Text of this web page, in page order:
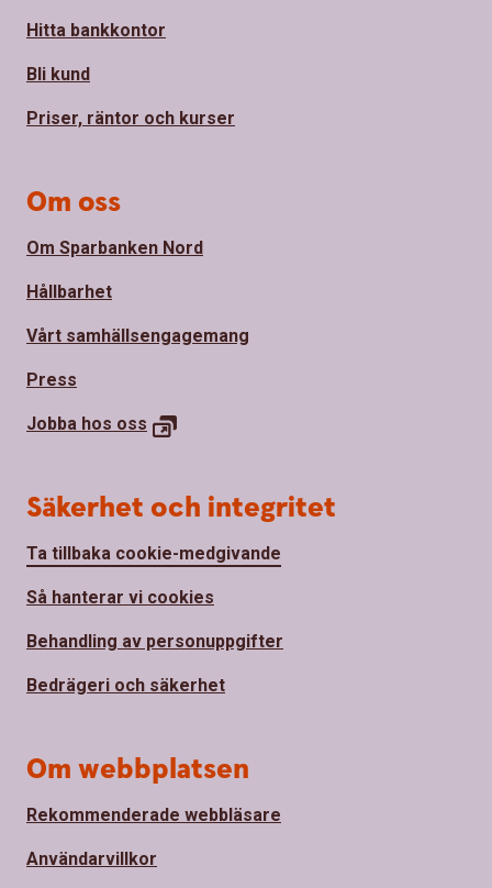
Hitta bankkontor
Bli kund
Priser, räntor och kurser
Om oss
Om Sparbanken Nord
Hållbarhet
Vårt samhällsengagemang
Press
Jobba hos oss
Säkerhet och integritet
Ta tillbaka cookie-medgivande
Så hanterar vi cookies
Behandling av personuppgifter
Bedrägeri och säkerhet
Om webbplatsen
Rekommenderade webbläsare
Användarvillkor